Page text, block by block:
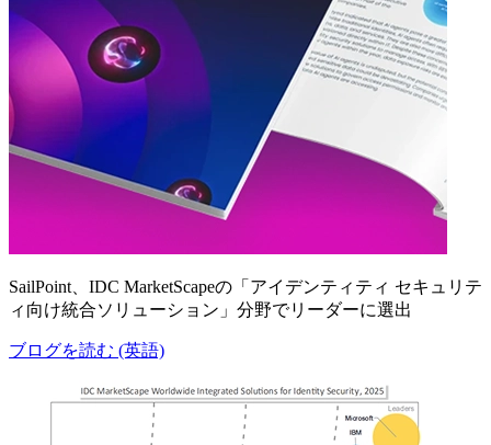
SailPoint、IDC MarketScapeの「アイデンティティ セキュリテ
ィ向け統合ソリューション」分野でリーダーに選出
ブログを読む (英語)